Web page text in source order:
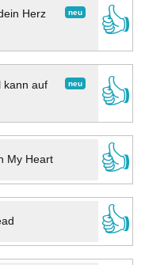
neu
Herz
👍
neu
kann auf
👍
My Heart
👍
👍